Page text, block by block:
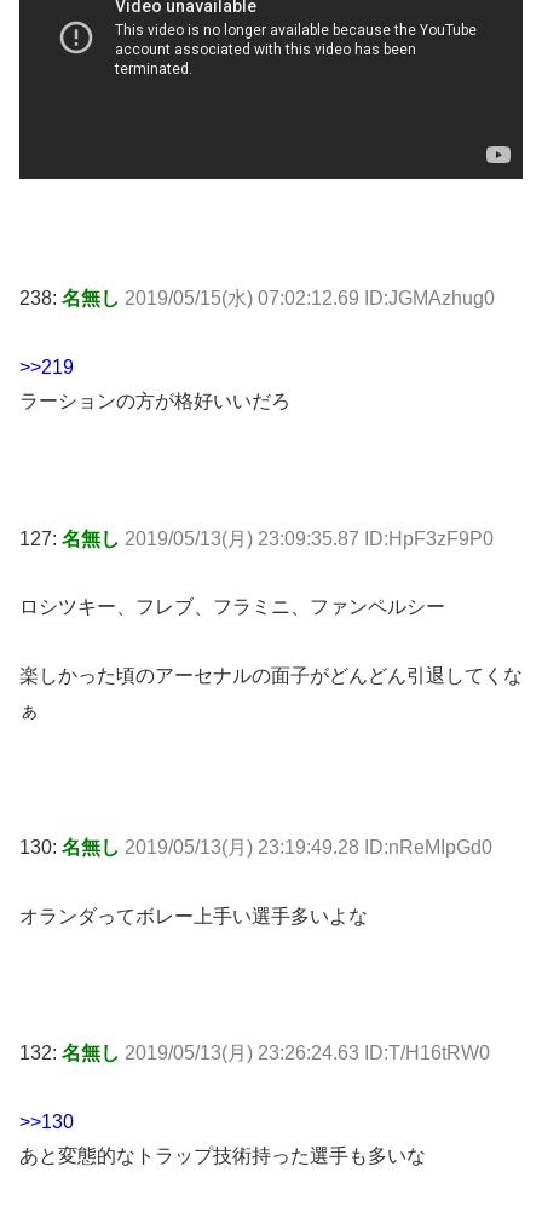
238: 名無し 2019/05/15(水) 07:02:12.69 ID:JGMAzhug0
>>219
ラーションの方が格好いいだろ
127: 名無し 2019/05/13(月) 23:09:35.87 ID:HpF3zF9P0
ロシツキー、フレブ、フラミニ、ファンペルシー
楽しかった頃のアーセナルの面子がどんどん引退してくな
ぁ
130: 名無し 2019/05/13(月) 23:19:49.28 ID:nReMIpGd0
オランダってボレー上手い選手多いよな
132: 名無し 2019/05/13(月) 23:26:24.63 ID:T/H16tRW0
>>130
あと変態的なトラップ技術持った選手も多いな